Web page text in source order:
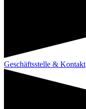
Geschäftsstelle & Kontakt